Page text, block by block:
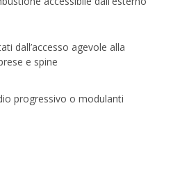
dall’accesso agevole alla
e spine
progressivo o modulanti